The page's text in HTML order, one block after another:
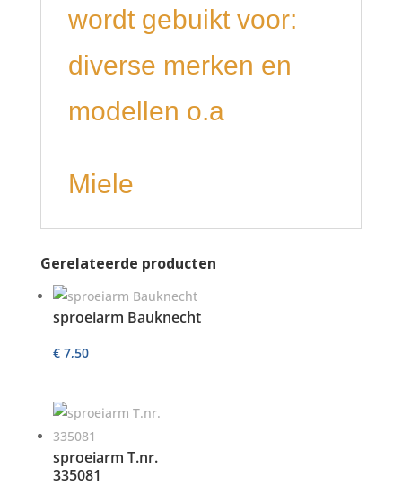
wordt gebuikt voor:
diverse merken en
modellen o.a
Miele
Gerelateerde producten
sproeiarm Bauknecht
€7,50
sproeiarm T.nr.
335081